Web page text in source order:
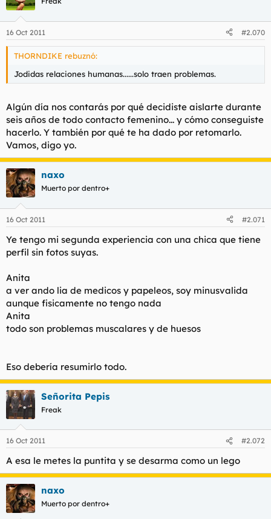
16 Oct 2011 #2.070
THORNDIKE rebuznó:
Jodidas relaciones humanas......solo traen problemas.
Algún día nos contarás por qué decidiste aislarte durante
seis años de todo contacto femenino... y cómo conseguiste
hacerlo. Y también por qué te ha dado por retomarlo.
Vamos, digo yo.
naxo
Muerto por dentro+
16 Oct 2011 #2.071
Ye tengo mi segunda experiencia con una chica que tiene
perfil sin fotos suyas.
Anita
a ver ando lia de medicos y papeleos, soy minusvalida
aunque fisicamente no tengo nada
Anita
todo son problemas muscalares y de huesos
Eso debería resumirlo todo.
Señorita Pepis
Freak
16 Oct 2011 #2.072
A esa le metes la puntita y se desarma como un lego
naxo
Muerto por dentro+